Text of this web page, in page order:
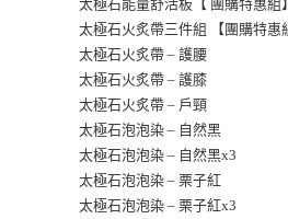
太極石能量舒活板【 團購特惠組】
太極石火炙帶三件組 【團購特惠
太極石火炙帶 – 護腰
太極石火炙帶 – 護膝
太極石火炙帶 – 戶頸
太極石泡泡染 – 自然黑
太極石泡泡染 – 自然黑x3
太極石泡泡染 – 栗子紅
太極石泡泡染 – 栗子紅x3